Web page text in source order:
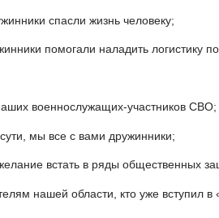
спасли жизнь человеку;
помогали наладить логистику
военнослужащих-участников СВО;
мы все с вами дружинники;
встать в ряды общественных
нашей области, кто уже вступил в